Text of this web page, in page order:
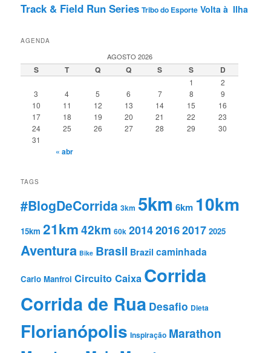
Track & Field Run Series Tribo do Esporte Volta à Ilha
AGENDA
AGOSTO 2026
S T Q Q S S D
1
2
3
4 5 6 7 8
9
10
11 12 13 14 15
16
17
18 19 20 21 22
23
24
25 26 27 28 29
30
31
« abr
TAGS
#BlogDeCorrida 3km 5km 6km 10km
15km 21km42km 60k 201420162017 2025
Aventura Bike Brasil Brazil caminhada
Carlo Manfroi Circuito Caixa Corrida
Corrida de Rua Desafio Dieta
Florianópolis Inspiração Marathon